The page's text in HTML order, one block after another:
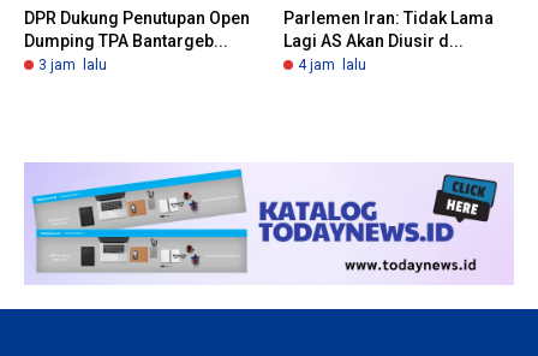
DPR Dukung Penutupan Open
Dumping TPA Bantargeb...
3 jam lalu
Parlemen Iran: Tidak Lama
Lagi AS Akan Diusir d...
4 jam lalu